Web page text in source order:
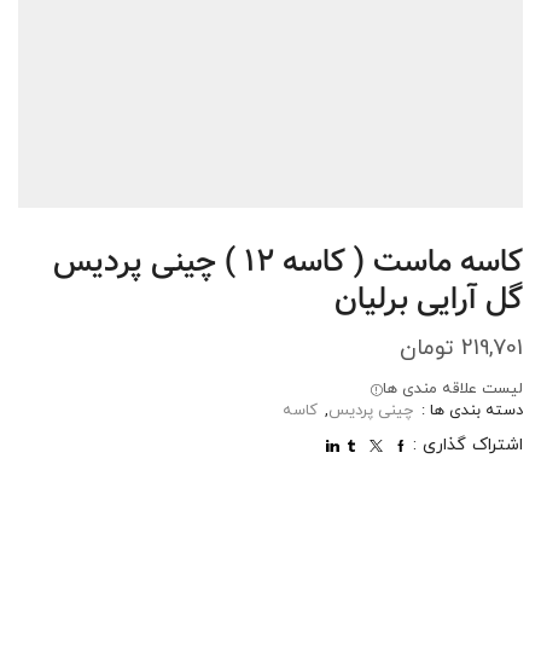
کاسه ماست ( کاسه 12 ) چینی پردیس
گل آرایی برلیان
219,701 تومان
لیست علاقه مندی ها
دسته بندی ها : چینی پردیس, کاسه
اشتراک گذاری :